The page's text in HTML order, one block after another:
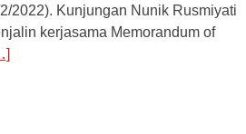
2022). Kunjungan Nunik Rusmiyati
kerjasama Memorandum of